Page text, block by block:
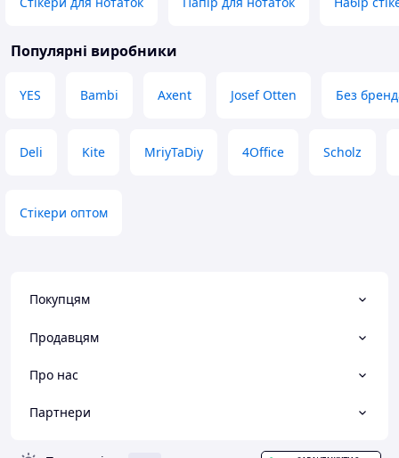
вигорають(як
Цупкий папір!
Популярні виробники
YES Bambi Axent Josef Otten Без
Deli Kite MriyTaDiy 4Office Scholz
Стікери оптом
Покупцям
Продавцям
Про нас
Партнери